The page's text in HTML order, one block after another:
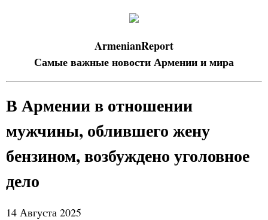
ArmenianReport
Самые важные новости Армении и мира
В Армении в отношении
мужчины, облившего жену
бензином, возбуждено уголовное
дело
14 Августа 2025